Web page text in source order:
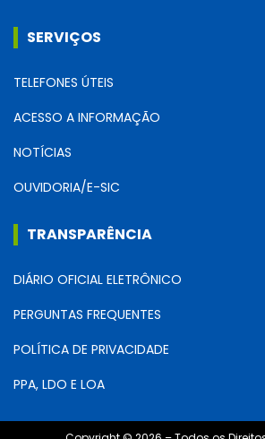
SERVIÇOS
TELEFONES ÚTEIS
ACESSO A INFORMAÇÃO
NOTÍCIAS
OUVIDORIA/E-SIC
TRANSPARÊNCIA
DIÁRIO OFICIAL ELETRÔNICO
PERGUNTAS FREQUENTES
POLÍTICA DE PRIVACIDADE
PPA, LDO E LOA